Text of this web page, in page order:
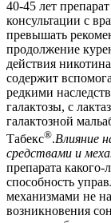
40-45 лет
консультации с
превышать
продолжение
действия
содержит
редкими
галактозы, с
галактозной
Табекс®.Влияние
средствами и
препарата
способность
механизмами не
возникновения